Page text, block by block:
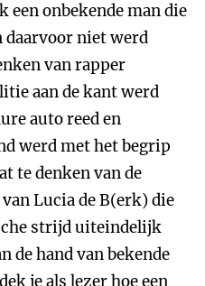
een onbekende man die
niet werd
van rapper
aan de kant werd
auto reed en
werd met het begrip
te denken van de
Lucia de B(erk) die
strijd uiteindelijk
de hand van bekende
je als lezer hoe een